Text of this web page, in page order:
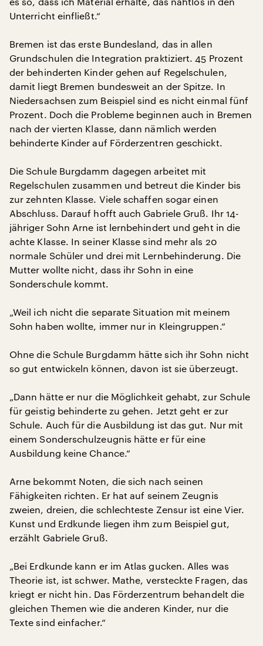
Unterricht einfließt.“
Bremen ist das erste Bundesland, das in allen
Grundschulen die Integration praktiziert. 45 Prozent
der behinderten Kinder gehen auf Regelschulen,
damit liegt Bremen bundesweit an der Spitze. In
Niedersachsen zum Beispiel sind es nicht einmal fünf
Prozent. Doch die Probleme beginnen auch in Bremen
nach der vierten Klasse, dann nämlich werden
behinderte Kinder auf Förderzentren geschickt.
Die Schule Burgdamm dagegen arbeitet mit
Regelschulen zusammen und betreut die Kinder bis
zur zehnten Klasse. Viele schaffen sogar einen
Abschluss. Darauf hofft auch Gabriele Gruß. Ihr 14-
jähriger Sohn Arne ist lernbehindert und geht in die
achte Klasse. In seiner Klasse sind mehr als 20
normale Schüler und drei mit Lernbehinderung. Die
Mutter wollte nicht, dass ihr Sohn in eine
Sonderschule kommt.
„Weil ich nicht die separate Situation mit meinem
Sohn haben wollte, immer nur in Kleingruppen.“
Ohne die Schule Burgdamm hätte sich ihr Sohn nicht
so gut entwickeln können, davon ist sie überzeugt.
„Dann hätte er nur die Möglichkeit gehabt, zur Schule
für geistig behinderte zu gehen. Jetzt geht er zur
Schule. Auch für die Ausbildung ist das gut. Nur mit
einem Sonderschulzeugnis hätte er für eine
Ausbildung keine Chance.“
Arne bekommt Noten, die sich nach seinen
Fähigkeiten richten. Er hat auf seinem Zeugnis
zweien, dreien, die schlechteste Zensur ist eine Vier.
Kunst und Erdkunde liegen ihm zum Beispiel gut,
erzählt Gabriele Gruß.
„Bei Erdkunde kann er im Atlas gucken. Alles was
Theorie ist, ist schwer. Mathe, versteckte Fragen, das
kriegt er nicht hin. Das Förderzentrum behandelt die
gleichen Themen wie die anderen Kinder, nur die
Texte sind einfacher.“